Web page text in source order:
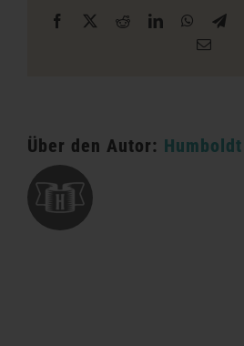
Facebook RedditLinkedIn
E-
Über den Autor: